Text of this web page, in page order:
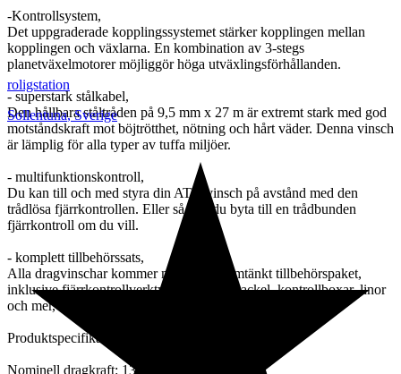
-Kontrollsystem,
Det uppgraderade kopplingssystemet stärker kopplingen mellan
kopplingen och växlarna. En kombination av 3-stegs
planetväxelmotorer möjliggör höga utväxlingsförhållanden.
- superstark stålkabel,
Den hållbara ståltråden på 9,5 mm x 27 m är extremt stark med god
motståndskraft mot böjtrötthet, nötning och hårt väder. Denna vinsch
är lämplig för alla typer av tuffa miljöer.
- multifunktionskontroll,
Du kan till och med styra din ATV-vinsch på avstånd med den
trådlösa fjärrkontrollen. Eller så kan du byta till en trådbunden
fjärrkontroll om du vill.
- komplett tillbehörssats,
Alla dragvinschar kommer med ett genomtänkt tillbehörspaket,
inklusive fjärrkontrollverktyg, krokar, schackel, kontrollboxar, linor
och mer, vilket säkerställer utmärkt arbetsprestanda.
Produktspecifikationer:
Nominell dragkraft: 13 500 lbs (6123,5 kg)
roligstation
Sollentuna,Sverige